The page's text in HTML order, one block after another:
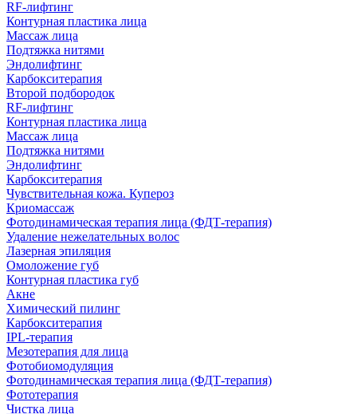
RF-лифтинг
Контурная пластика лица
Массаж лица
Подтяжка нитями
Эндолифтинг
Карбокситерапия
Второй подбородок
RF-лифтинг
Контурная пластика лица
Массаж лица
Подтяжка нитями
Эндолифтинг
Карбокситерапия
Чувствительная кожа. Купероз
Криомассаж
Фотодинамическая терапия лица (ФДТ-терапия)
Удаление нежелательных волос
Лазерная эпиляция
Омоложение губ
Контурная пластика губ
Акне
Химический пилинг
Карбокситерапия
IPL‑терапия
Мезотерапия для лица
Фотобиомодуляция
Фотодинамическая терапия лица (ФДТ-терапия)
Фототерапия
Чистка лица